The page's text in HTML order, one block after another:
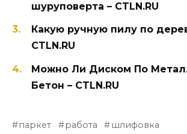
шуруповерта – CTLN.RU
Какую ручную пилу по
CTLN.RU
Можно Ли Диском По
Бетон – CTLN.RU
паркет работа шлифовка